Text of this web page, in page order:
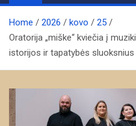
Home 2026 kovo
25
Oratorija „miške“ kviečia į
istorijos ir tapatybės sluoksnius